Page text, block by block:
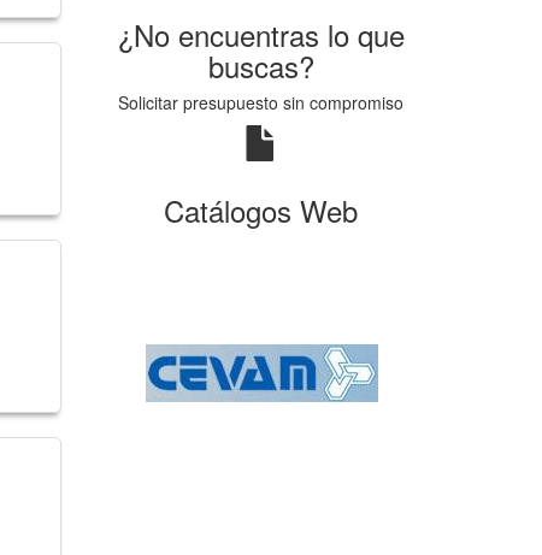
¿No encuentras lo que
buscas?
Solicitar presupuesto sin compromiso
Catálogos Web